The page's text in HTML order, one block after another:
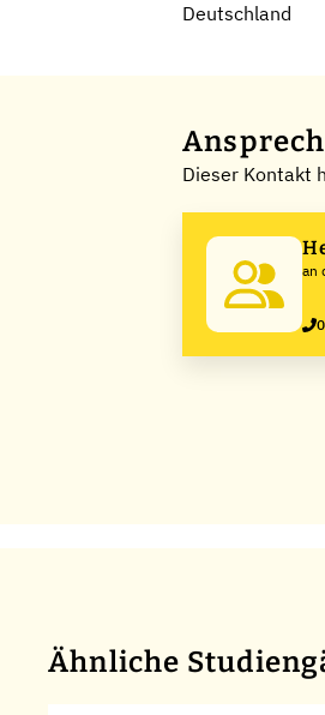
Deutschland
Dieser Kontakt
an
Ähnliche